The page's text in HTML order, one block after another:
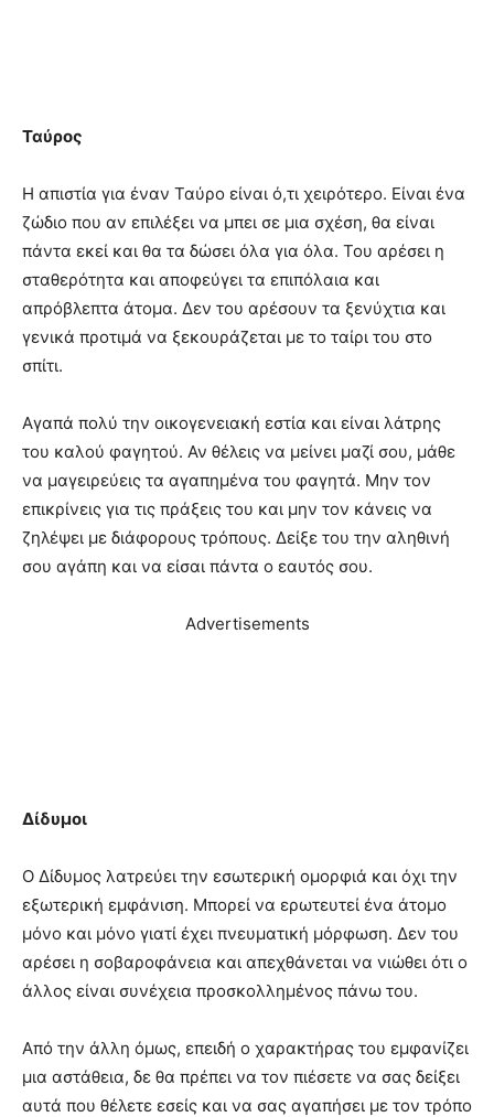
Ταύρος
Η απιστία για έναν Ταύρο είναι ό,τι χειρότερο. Είναι ένα
ζώδιο που αν επιλέξει να μπει σε μια σχέση, θα είναι
πάντα εκεί και θα τα δώσει όλα για όλα. Του αρέσει η
σταθερότητα και αποφεύγει τα επιπόλαια και
απρόβλεπτα άτομα. Δεν του αρέσουν τα ξενύχτια και
γενικά προτιμά να ξεκουράζεται με το ταίρι του στο
σπίτι.
Αγαπά πολύ την οικογενειακή εστία και είναι λάτρης
του καλού φαγητού. Αν θέλεις να μείνει μαζί σου, μάθε
να μαγειρεύεις τα αγαπημένα του φαγητά. Μην τον
επικρίνεις για τις πράξεις του και μην τον κάνεις να
ζηλέψει με διάφορους τρόπους. Δείξε του την αληθινή
σου αγάπη και να είσαι πάντα ο εαυτός σου.
Advertisements
Δίδυμοι
Ο Δίδυμος λατρεύει την εσωτερική ομορφιά και όχι την
εξωτερική εμφάνιση. Μπορεί να ερωτευτεί ένα άτομο
μόνο και μόνο γιατί έχει πνευματική μόρφωση. Δεν του
αρέσει η σοβαροφάνεια και απεχθάνεται να νιώθει ότι ο
άλλος είναι συνέχεια προσκολλημένος πάνω του.
Από την άλλη όμως, επειδή ο χαρακτήρας του εμφανίζει
μια αστάθεια, δε θα πρέπει να τον πιέσετε να σας δείξει
αυτά που θέλετε εσείς και να σας αγαπήσει με τον τρόπο